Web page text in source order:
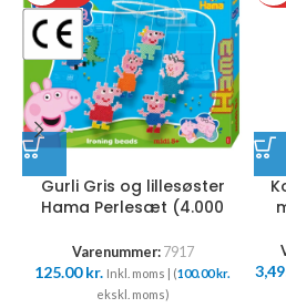
Gurli Gris og lillesøster
Hama Perlesæt (4.000
Varenummer: 7917
125.00kr. Inkl. moms | (100.00kr.
ekskl. moms)